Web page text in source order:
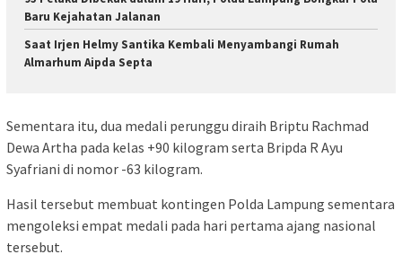
Baru Kejahatan Jalanan
Saat Irjen Helmy Santika Kembali Menyambangi Rumah
Almarhum Aipda Septa
Sementara itu, dua medali perunggu diraih Briptu Rachmad
Dewa Artha pada kelas +90 kilogram serta Bripda R Ayu
Syafriani di nomor -63 kilogram.
Hasil tersebut membuat kontingen Polda Lampung sementara
mengoleksi empat medali pada hari pertama ajang nasional
tersebut.